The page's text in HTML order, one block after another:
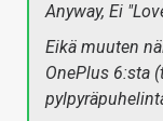
Anyway, Ei
Eikä muuten
OnePlus 6:sta